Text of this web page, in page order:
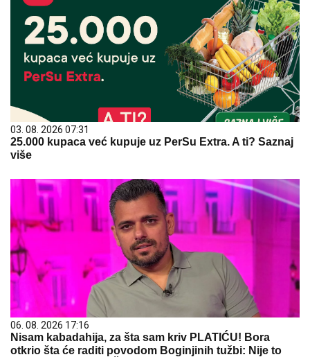
03. 08. 2026 07:31
25.000 kupaca već kupuje uz PerSu Extra. A ti? Saznaj
više
06. 08. 2026 17:16
Nisam kabadahija, za šta sam kriv PLATIĆU! Bora
otkrio šta će raditi povodom Boginjinih tužbi: Nije to